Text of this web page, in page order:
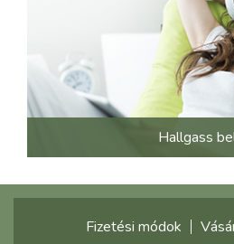
Hallgass
Fizetési módok